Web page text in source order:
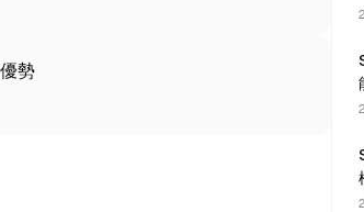
勢